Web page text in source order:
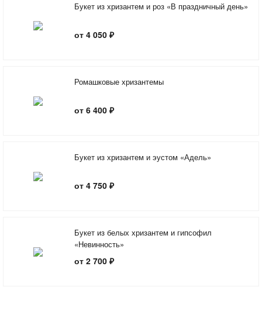
Букет из хризантем и роз «В праздничный день»
от 4 050 ₽
Ромашковые хризантемы
от 6 400 ₽
Букет из хризантем и эустом «Адель»
от 4 750 ₽
Букет из белых хризантем и гипсофил
«Невинность»
от 2 700 ₽